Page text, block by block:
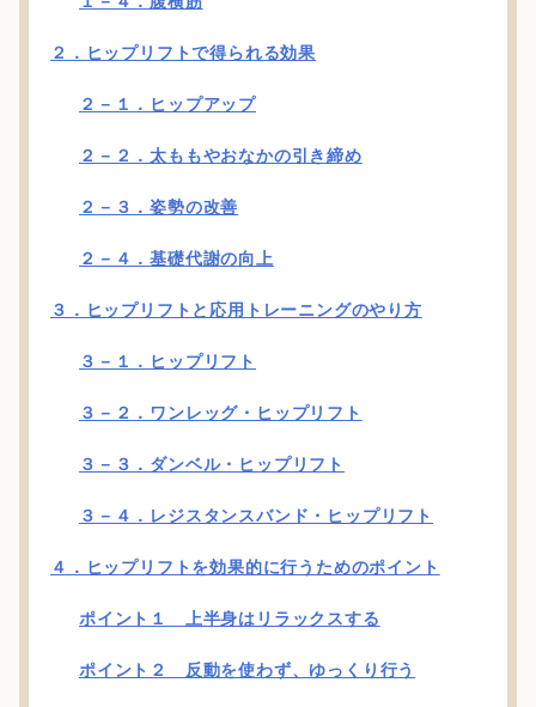
２．ヒップリフトで得られる効果
２－１．ヒップアップ
２－２．太ももやおなかの引き締め
２－３．姿勢の改善
２－４．基礎代謝の向上
３．ヒップリフトと応用トレーニングのやり方
３－１．ヒップリフト
３－２．ワンレッグ・ヒップリフト
３－３．ダンベル・ヒップリフト
３－４．レジスタンスバンド・ヒップリフト
４．ヒップリフトを効果的に行うためのポイント
ポイント１ 上半身はリラックスする
ポイント２ 反動を使わず、ゆっくり行う